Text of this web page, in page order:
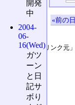
«前の
↑の「本日のリンク元
開発
中
2004-
06-
16(Wed)
ガツ
ーン
と日
記サ
ボり